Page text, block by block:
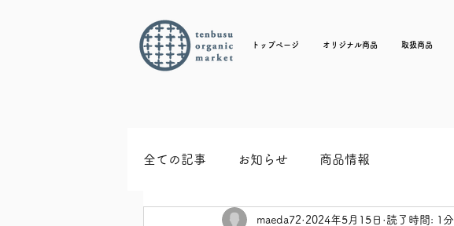
トップページ オリジナル商品 取扱商品
全ての記事 お知らせ 商品情報
maeda72 2024年5月15日 読了時間: 1分